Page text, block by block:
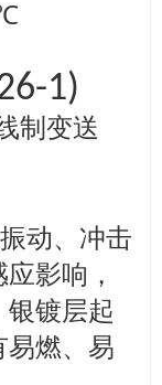
1)
制变送
动、冲击
影响，
银镀层起
易燃、易